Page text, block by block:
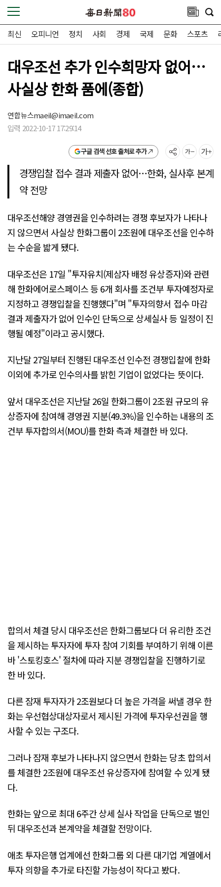
최신 오피니언 정치 사회 경제 국제 문화 스포츠
대우조선 추가 인수희망자 없어…
사실상 한화 품에(종합)
연합뉴스maeil@imaeil.com
입력 2022-10-17 17:29:14
구글 검색 선호 출처로 추가
경쟁입찰 접수 결과 제출자 없어…한화, 실사후 본계
약 전망
대우조선해양 경영권을 인수하려는 경쟁 후보자가 나타나
지 않으면서 사실상 한화그룹이 2조원에 대우조선을 인수하
는 수순을 밟게 됐다.
대우조선은 17일 "투자유치(제삼자 배정 유상증자)와 관련
해 한화에어로스페이스 등 6개 회사를 조건부 투자예정자로
지정하고 경쟁입찰을 진행했다"며 "투자의향서 접수 마감
결과 제출자가 없어 인수인 단독으로 상세실사 등 일정이 진
행될 예정"이라고 공시했다.
지난달 27일부터 진행된 대우조선 인수전 경쟁입찰에 한화
이외에 추가로 인수의사를 밝힌 기업이 없었다는 뜻이다.
앞서 대우조선은 지난달 26일 한화그룹이 2조원 규모의 유
상증자에 참여해 경영권 지분(49.3%)을 인수하는 내용의 조
건부 투자합의서(MOU)를 한화 측과 체결한 바 있다.
합의서 체결 당시 대우조선은 한화그룹보다 더 유리한 조건
을 제시하는 투자자에 투자 참여 기회를 부여하기 위해 이른
바 '스토킹호스' 절차에 따라 지분 경쟁입찰을 진행하기로
한 바 있다.
다른 잠재 투자자가 2조원보다 더 높은 가격을 써낼 경우 한
화는 우선협상대상자로서 제시된 가격에 투자우선권을 행
사할 수 있는 구조다.
그러나 잠재 후보가 나타나지 않으면서 한화는 당초 합의서
를 체결한 2조원에 대우조선 유상증자에 참여할 수 있게 됐
다.
한화는 앞으로 최대 6주간 상세 실사 작업을 단독으로 벌인
뒤 대우조선과 본계약을 체결할 전망이다.
애초 투자은행 업계에선 한화그룹 외 다른 대기업 계열에서
투자 의향을 추가로 타진할 가능성이 작다고 봤다.